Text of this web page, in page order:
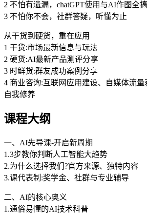
2 不怕有遗漏，chatGPT使用与AI作图全
3 不怕你不会，社群答疑，听懂为止
从干货到硬货，重在应用
1 干货:市场最新信息与玩法
2 硬货:AI最新产品测评分享
3 时鲜货:群友成功案例分享
4 商业咨询:互联网应用建设、自媒体流
自我修养
课程大纲
一、AI先导课-开启新周期
1.3步教你判断人工智能大趋势
2.为什么选择我们?官方来源、独特内容
3.课代表制:奖学金、社群与专业辅导
二、AI的核心奥义
1.通俗易懂的AI技术科普